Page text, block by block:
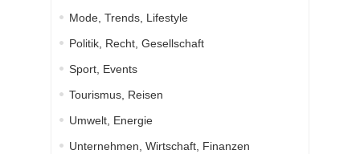
Mode, Trends, Lifestyle
Politik, Recht, Gesellschaft
Sport, Events
Tourismus, Reisen
Umwelt, Energie
Unternehmen, Wirtschaft, Finanzen